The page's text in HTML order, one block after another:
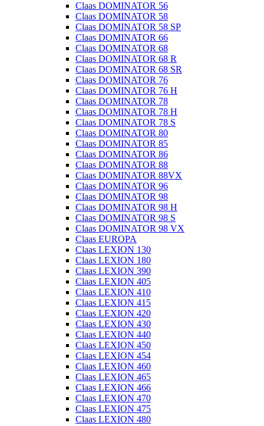
Claas DOMINATOR 56
Claas DOMINATOR 58
Claas DOMINATOR 58 SP
Claas DOMINATOR 66
Claas DOMINATOR 68
Claas DOMINATOR 68 R
Claas DOMINATOR 68 SR
Claas DOMINATOR 76
Claas DOMINATOR 76 H
Claas DOMINATOR 78
Claas DOMINATOR 78 H
Claas DOMINATOR 78 S
Claas DOMINATOR 80
Claas DOMINATOR 85
Claas DOMINATOR 86
Claas DOMINATOR 88
Claas DOMINATOR 88VX
Claas DOMINATOR 96
Claas DOMINATOR 98
Claas DOMINATOR 98 H
Claas DOMINATOR 98 S
Claas DOMINATOR 98 VX
Claas EUROPA
Claas LEXION 130
Claas LEXION 180
Claas LEXION 390
Claas LEXION 405
Claas LEXION 410
Claas LEXION 415
Claas LEXION 420
Claas LEXION 430
Claas LEXION 440
Claas LEXION 450
Claas LEXION 454
Claas LEXION 460
Claas LEXION 465
Claas LEXION 466
Claas LEXION 470
Claas LEXION 475
Claas LEXION 480